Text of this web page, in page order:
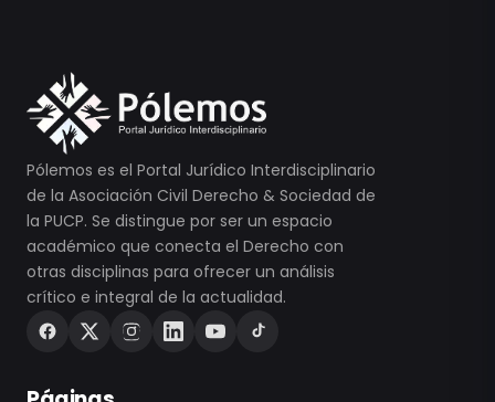
Pólemos es el Portal Jurídico Interdisciplinario
de la Asociación Civil Derecho & Sociedad de
la PUCP. Se distingue por ser un espacio
académico que conecta el Derecho con
otras disciplinas para ofrecer un análisis
crítico e integral de la actualidad.